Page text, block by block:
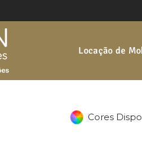
Locação de
Cores